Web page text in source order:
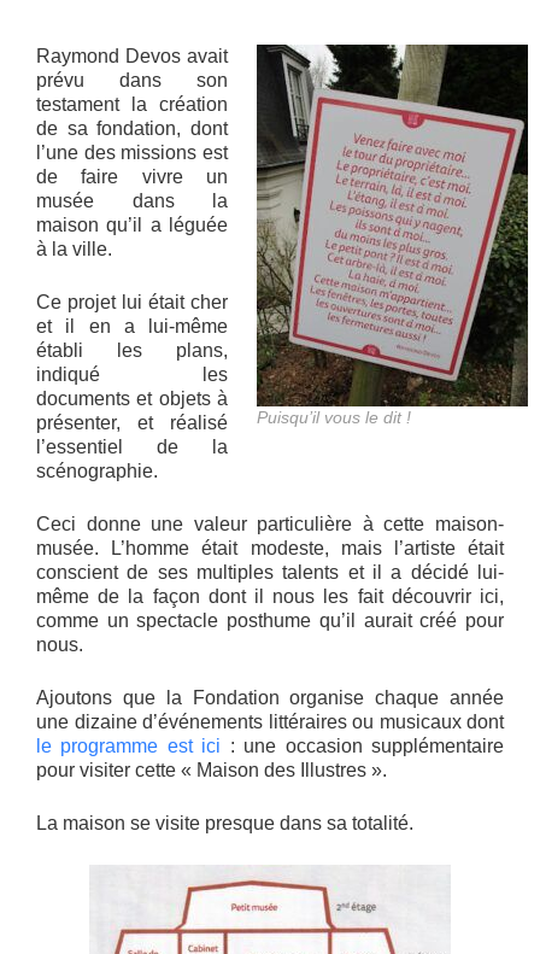
Puisqu’il vous le dit !
Raymond Devos avait
prévu dans son
testament la création
de sa fondation, dont
l’une des missions est
de faire vivre un
musée dans la
maison qu’il a léguée
à la ville.
Ce projet lui était cher
et il en a lui-même
établi les plans,
indiqué les
documents et objets à
présenter, et réalisé
l’essentiel de la
scénographie.
Ceci donne une valeur particulière à cette maison-
musée. L’homme était modeste, mais l’artiste était
conscient de ses multiples talents et il a décidé lui-
même de la façon dont il nous les fait découvrir ici,
comme un spectacle posthume qu’il aurait créé pour
nous.
Ajoutons que la Fondation organise chaque année
une dizaine d’événements littéraires ou musicaux dont
le programme est ici : une occasion supplémentaire
pour visiter cette « Maison des Illustres ».
La maison se visite presque dans sa totalité.